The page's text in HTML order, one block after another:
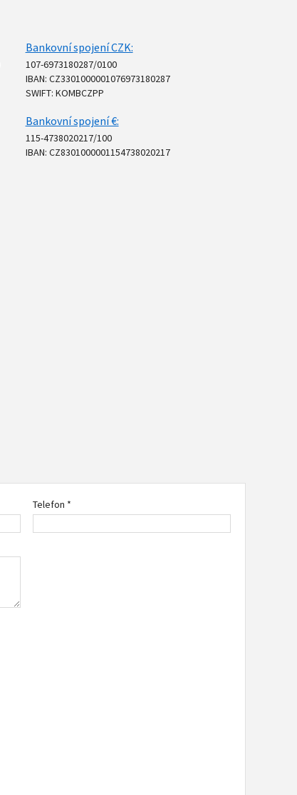
Bankovní spojení CZK:
107-6973180287/0100
IBAN: CZ3301000001076973180287
SWIFT: KOMBCZPP
Bankovní spojení €:
115-4738020217/100
IBAN: CZ8301000001154738020217
Telefon *